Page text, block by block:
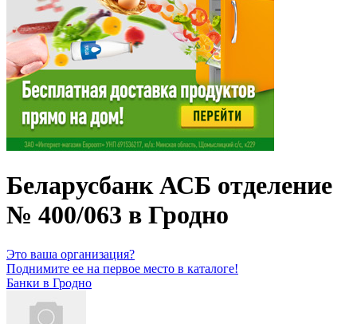
Беларусбанк АСБ отделение
№ 400/063 в Гродно
Это ваша организация?
Поднимите ее на первое место в каталоге!
Банки в Гродно